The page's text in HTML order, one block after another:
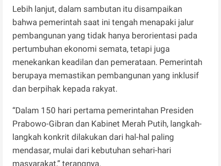
Lebih lanjut, dalam sambutan itu disampaikan
bahwa pemerintah saat ini tengah menapaki jalur
pembangunan yang tidak hanya berorientasi pada
pertumbuhan ekonomi semata, tetapi juga
menekankan keadilan dan pemerataan. Pemerintah
berupaya memastikan pembangunan yang inklusif
dan berpihak kepada rakyat.
“Dalam 150 hari pertama pemerintahan Presiden
Prabowo-Gibran dan Kabinet Merah Putih, langkah-
langkah konkrit dilakukan dari hal-hal paling
mendasar, mulai dari kebutuhan sehari-hari
masyarakat,” terangnya.